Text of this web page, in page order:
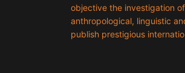
objective the investigation
anthropological, linguistic
publish prestigious